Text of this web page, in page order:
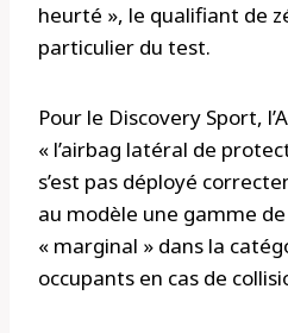
heurté », le qualifiant de
particulier du test.
Pour le Discovery Sport,
« l’airbag latéral de
s’est pas déployé
au modèle une gamme de
« marginal » dans la
occupants en cas de